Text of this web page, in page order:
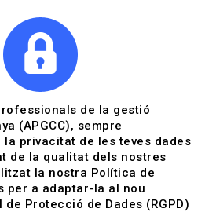
i documentació |
08-11-2022
de la gestió
(APGCC), sempre
la privacitat de les teves dades
de la qualitat dels nostres
la nostra Política de
per a adaptar-la al nou
de Protecció de Dades (RGPD)